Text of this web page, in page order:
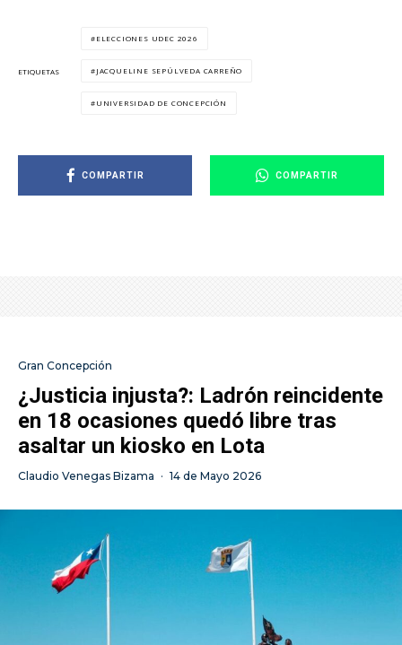
ETIQUETAS
ELECCIONES UDEC 2026
JACQUELINE SEPÚLVEDA CARREÑO
UNIVERSIDAD DE CONCEPCIÓN
COMPARTIR COMPARTIR
Gran Concepción
¿Justicia injusta?: Ladrón reincidente
en 18 ocasiones quedó libre tras
asaltar un kiosko en Lota
Claudio Venegas Bizama · 14 de Mayo 2026